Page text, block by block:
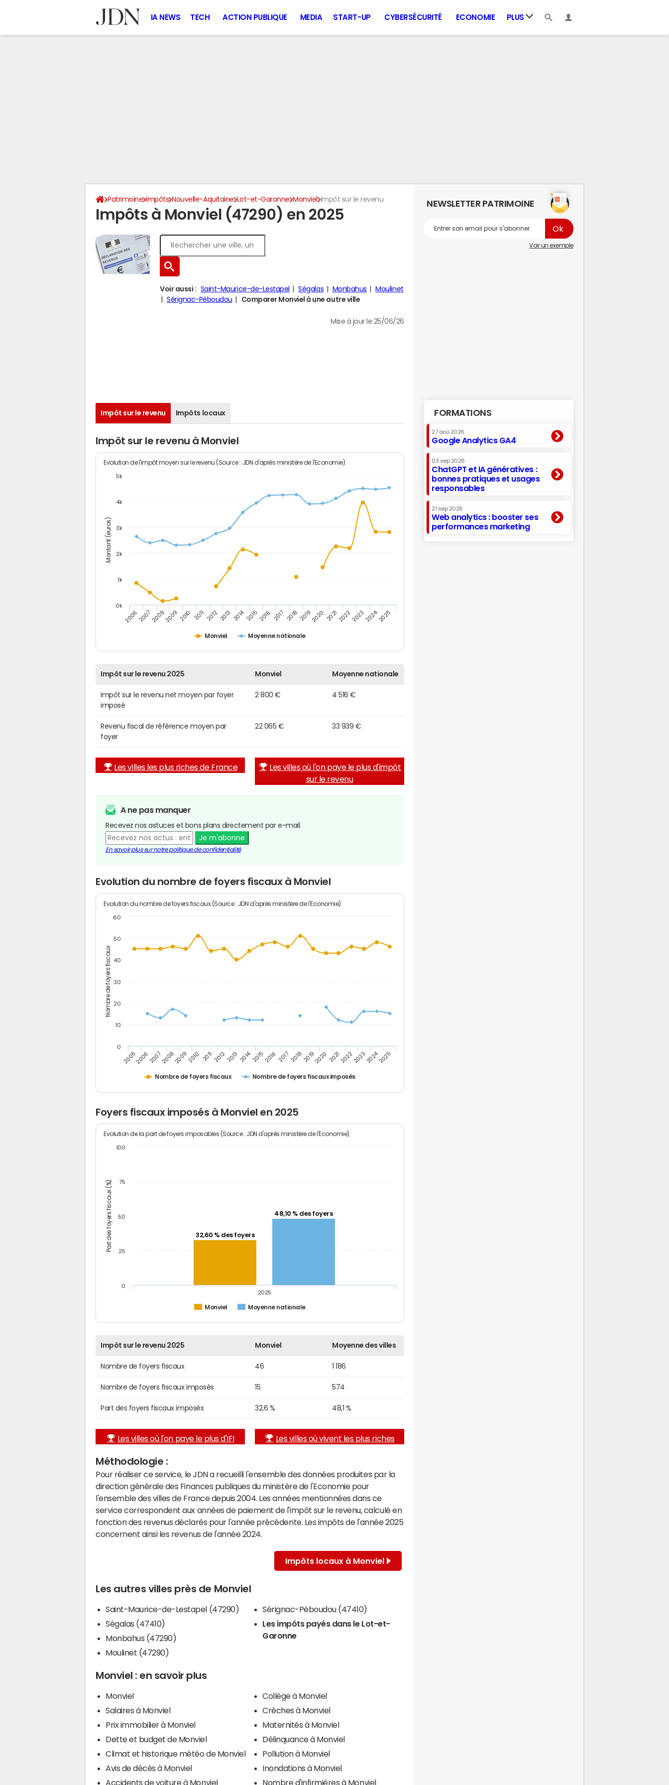
IA NEWS TECH ACTION PUBLIQUE MEDIA START-UP CYBERSÉCURITÉ ECONOMIE PLUS
Patrimoine Impôts Nouvelle-Aquitaine Lot-et-Garonne Monviel Impôt sur le revenu
Impôts à Monviel (47290) en 2025
Voir aussi : Saint-Maurice-de-Lestapel Ségalas Monbahus
Moulinet
Sérignac-Péboudou
Comparer Monviel à une autre ville
Mise à jour le 25/06/26
Impôt sur le revenu Impôts locaux
Impôt sur le revenu à Monviel
Montant (euros)
Evolution de l'impôt moyen sur le revenu (Source : JDN d'après ministère de l'Economie)
Monviel Moyenne nationale
20062007200820092010 2011 20122013 201420152016 2017 201820192020 20212022202320242025
0k
1k
2k
3k
4k
5k
Impôt sur le revenu 2025 Monviel Moyenne nationale
Impôt sur le revenu net moyen par foyer
imposé
2 800 € 4 516 €
Revenu fiscal de référence moyen par
foyer
22 065 € 33 939 €
Les villes les plus riches de France
Les villes où l'on paye le plus d'impôt
sur le revenu
A ne pas manquer
Recevez nos astuces et bons plans directement par e-mail.
Je m'abonne
En savoir plus sur notre politique de confidentialité
Evolution du nombre de foyers fiscaux à Monviel
Nombre de foyers fiscaux
Evolution du nombre de foyers fiscaux (Source : JDN d'après ministère de l'Economie)
Nombre de foyers fiscaux Nombre de foyers fiscaux imposés
200520062007200820092010 201120122013201420152016 2017 20182019202020212022202320242025
0
10
20
30
40
50
60
Foyers fiscaux imposés à Monviel en 2025
Part des foyers fiscaux (%)
Evolution de la part de foyers imposables (Source : JDN d'après ministère de l'Economie)
32,60 % des foyers
48,10 % des foyers
Monviel Moyenne nationale
2025
0
25
50
75
100
Impôt sur le revenu 2025 Monviel Moyenne des villes
Nombre de foyers fiscaux 46 1 186
Nombre de foyers fiscaux imposés 15 574
Part des foyers fiscaux imposés 32,6 % 48,1 %
Les villes où l'on paye le plus d'IFI Les villes où vivent les plus riches
Méthodologie :
Pour réaliser ce service, le JDN a recueilli l'ensemble des données produites par la
direction générale des Finances publiques du ministère de l'Economie pour
l'ensemble des villes de France depuis 2004. Les années mentionnées dans ce
service correspondent aux années de paiement de l'impôt sur le revenu, calculé en
fonction des revenus déclarés pour l'année précédente. Les impôts de l'année 2025
concernent ainsi les revenus de l'année 2024.
Impôts locaux à Monviel
Les autres villes près de Monviel
Saint-Maurice-de-Lestapel (47290)
Ségalas (47410)
Monbahus (47290)
Moulinet (47290)
Sérignac-Péboudou (47410)
Les impôts payés dans le Lot-et-
Garonne
Monviel : en savoir plus
Monviel
Salaires à Monviel
Prix immobilier à Monviel
Dette et budget de Monviel
Climat et historique météo de Monviel
Avis de décès à Monviel
Accidents de voiture à Monviel
Collège à Monviel
Crèches à Monviel
Maternités à Monviel
Délinquance à Monviel
Pollution à Monviel
Inondations à Monviel
Nombre d'infirmières à Monviel
NEWSLETTER PATRIMOINE
Voir un exemple
FORMATIONS
27 aoû 2026
Google Analytics GA4
03 sep 2026
ChatGPT et IA génératives :
bonnes pratiques et usages
responsables
21 sep 2026
Web analytics : booster ses
performances marketing